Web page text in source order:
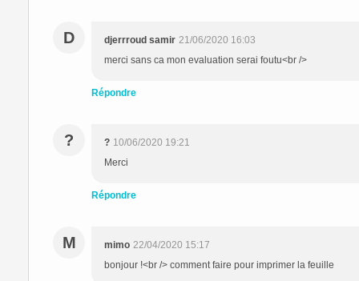
D djerrroud samir 21/06/2020 16:03
merci sans ca mon evaluation serai foutu<br />
Répondre
? ? 10/06/2020 19:21
Merci
Répondre
M mimo 22/04/2020 15:17
bonjour !<br /> comment faire pour imprimer la feuille